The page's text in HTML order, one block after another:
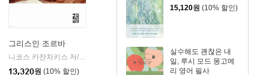
15,120원 (10% 할인)
실수해도 괜찮은 내
일, 루시 모드 몽고메
리 영어 필사
그리스인 조르바
니코스 카잔차키스 저/이윤기 역
열린책들
13,320원 (10% 할인)